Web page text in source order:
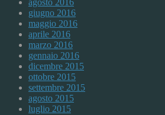
agosto 2016
giugno 2016
maggio 2016
aprile 2016
marzo 2016
gennaio 2016
dicembre 2015
ottobre 2015
settembre 2015
agosto 2015
luglio 2015